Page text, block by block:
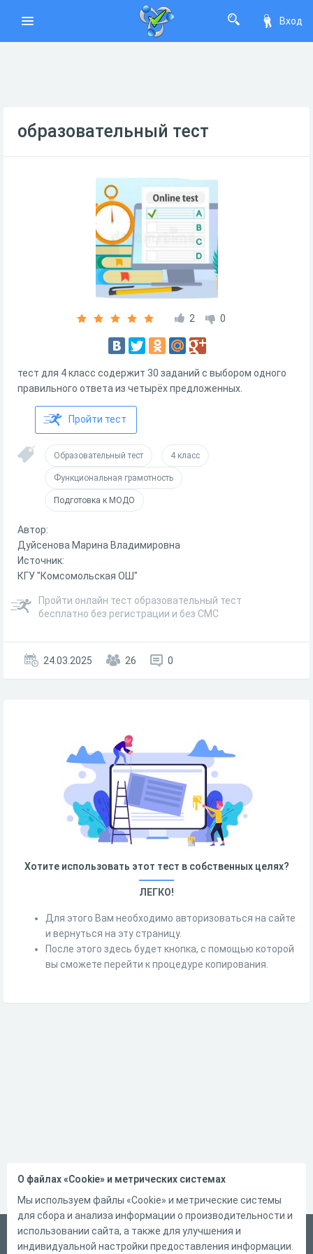
Вход
образовательный тест
2 0
тест для 4 класс содержит 30 заданий с выбором одного
правильного ответа из четырёх предложенных.
Пройти тест
Образовательный тест 4 класс
Функциональная грамотность
Подготовка к МОДО
Автор:
Дуйсенова Марина Владимировна
Источник:
КГУ "Комсомольская ОШ"
Пройти онлайн тест образовательный тест
бесплатно без регистрации и без СМС
24.03.2025 26 0
Хотите использовать этот тест в собственных целях?
ЛЕГКО!
Для этого Вам необходимо авторизоваться на сайте
и вернуться на эту страницу.
После этого здесь будет кнопка, с помощью которой
вы сможете перейти к процедуре копирования.
Русский
О файлах «Cookie» и метрических системах
Мы используем файлы «Cookie» и метрические системы
для сбора и анализа информации о производительности и
использовании сайта, а также для улучшения и
индивидуальной настройки предоставления информации.